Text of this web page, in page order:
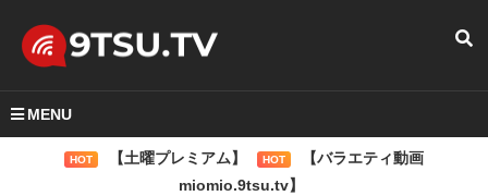
MENU
HOT 【土曜プレミアム】 HOT
【バラエティ動画
miomio.9tsu.tv】